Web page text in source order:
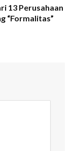
13 Perusahaan
“Formalitas”